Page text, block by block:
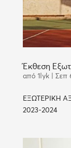
Έκθεση
από 1lyk| Σεπ
ΕΞΩΤΕΡΙΚΗ
2023-2024